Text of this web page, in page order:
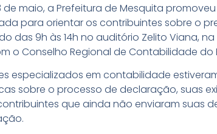
de maio, a Prefeitura de Mesquita
para orientar os contribuintes sobre o
das 9h às 14h no auditório Zelito Viana,
o Conselho Regional de Contabilidade do
especializados em contabilidade
sobre o processo de declaração, suas
que ainda não enviaram suas